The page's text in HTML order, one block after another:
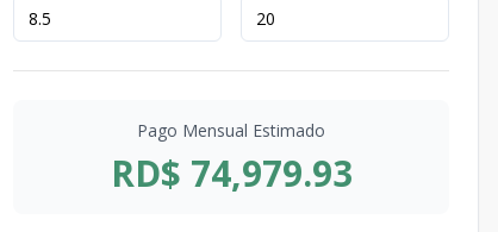
Pago Mensual Estimado
RD$ 74,979.93